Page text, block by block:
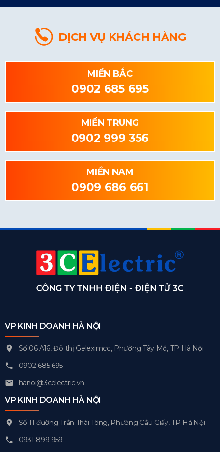
DỊCH VỤ KHÁCH HÀNG
MIỀN BẮC
0902 685 695
MIỀN TRUNG
0902 999 356
MIỀN NAM
0909 686 661
VP KINH DOANH HÀ NỘI
Số 06 A16, Đô thị Geleximco, Phường Tây Mỗ, TP Hà Nội
0902 685 695
hanoi@3celectric.vn
VP KINH DOANH HÀ NỘI
Số 11 đường Trần Thái Tông, Phường Cầu Giấy, TP Hà Nội
0931 899 959